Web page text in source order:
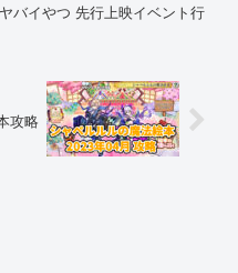
バイやつ 先行上映イベント行
攻略